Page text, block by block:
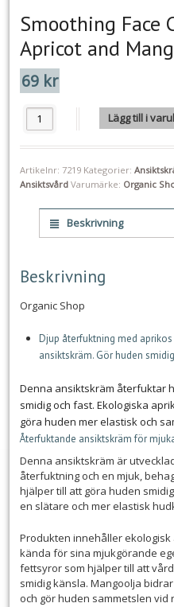
Smoothing Face
Apricot and
69 kr
Smoothing Face Cream for dry
Lägg till i
Artikelnr: 7219 Kategorier:
Ansiktsvård Varumärke: Organic
Beskrivning
Beskrivning
Organic Shop
Djup återfuktning med
ansiktskräm. Gör huden
Denna ansiktskräm återfuktar
smidig och fast. Ekologiska
göra huden mer elastisk och
Återfuktande ansiktskräm för
Denna ansiktskräm är
återfuktning och en mjuk,
hjälper till att göra huden
en slätare och mer elastisk
Produkten innehåller
kända för sina mjukgörande
fettsyror som hjälper till att
smidig känsla. Mangoolja
och gör huden sammetslen